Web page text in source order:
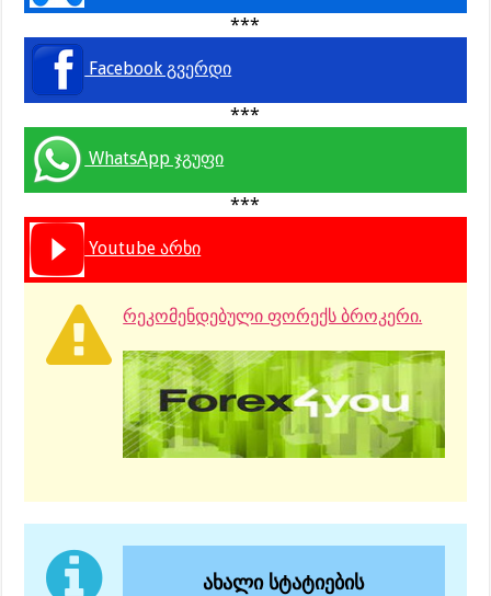
***
Facebook გვერდი
***
WhatsApp ჯგუფი
***
Youtube არხი
რეკომენდებული ფორექს ბროკერი.
ახალი სტატიების